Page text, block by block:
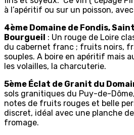
à l’apéritif ou sur un poisson,
4ème Domaine de Fondis,
Bourgueil : Un rouge de Loire
du cabernet franc ; fruits noirs,
souples. A boire en apéritif mais
les volailles, la charcuterie.
5ème Éclat de Granit du
sols granitiques du Puy-de-
notes de fruits rouges et belle
discret, idéal avec une planche
fromage.